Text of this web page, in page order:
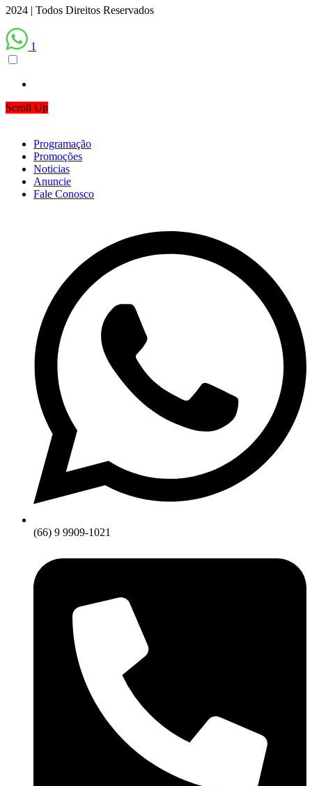
2024 | Todos Direitos Reservados
1
Scroll Up
Programação
Promoções
Noticias
Anuncie
Fale Conosco
(66) 9 9909-1021